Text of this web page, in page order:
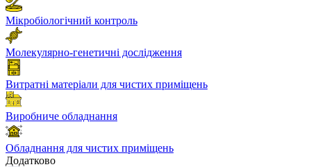
Мікробіологічний контроль
Молекулярно-генетичні дослідження
Витратні матеріали для чистих приміщень
Виробниче обладнання
Обладнання для чистих приміщень
Додатково